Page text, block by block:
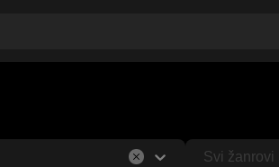
Svi žanrovi